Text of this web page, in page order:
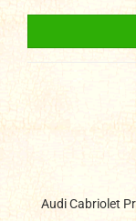
Audi Cabriolet